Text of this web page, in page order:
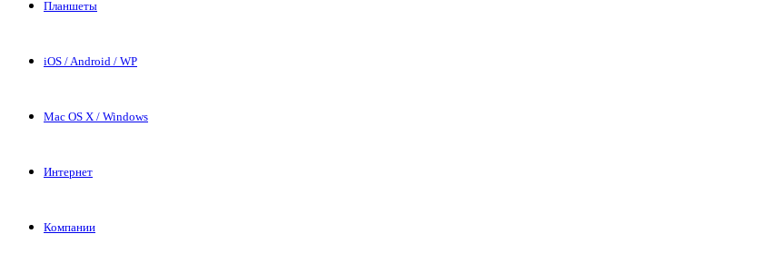
Планшеты
iOS / Android / WP
Mac OS X / Windows
Интернет
Компании